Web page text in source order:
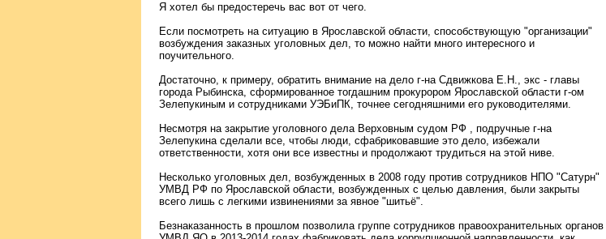
Я хотел бы предостеречь вас вот от чего.
Если посмотреть на ситуацию в Ярославской области, способствующую "организации"
возбуждения заказных уголовных дел, то можно найти много интересного и
поучительного.
Достаточно, к примеру, обратить внимание на дело г-на Сдвижкова Е.Н., экс - главы
города Рыбинска, сформированное тогдашним прокурором Ярославской области г-ом
Зелепукиным и сотрудниками УЭБиПК, точнее сегодняшними его руководителями.
Несмотря на закрытие уголовного дела Верховным судом РФ , подручные г-на
Зелепукина сделали все, чтобы люди, сфабриковавшие это дело, избежали
ответственности, хотя они все известны и продолжают трудиться на этой ниве.
Несколько уголовных дел, возбужденных в 2008 году против сотрудников НПО "Сатурн"
УМВД РФ по Ярославской области, возбужденных с целью давления, были закрыты
всего лишь с легкими извинениями за явное "шитьё".
Безнаказанность в прошлом позволила группе сотрудников правоохранительных органов